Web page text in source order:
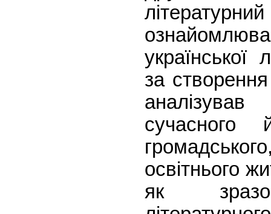
української
за
сучасного
освітнього
як